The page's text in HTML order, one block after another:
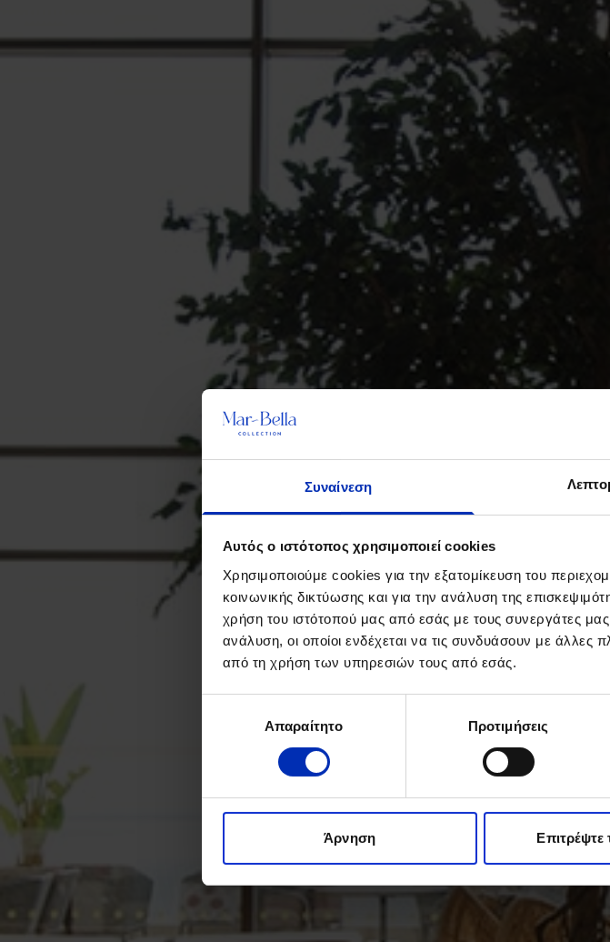
Συναίνεση
Αυτός ο ιστότοπος χρησιμοποιεί cookies
Χρησιμοποιούμε cookies για την εξατομίκευση του
κοινωνικής δικτύωσης και για την ανάλυση της
χρήση του ιστότοπού μας από εσάς με τους συνεργάτες
ανάλυση, οι οποίοι ενδέχεται να τις συνδυάσουν με άλλες
από τη χρήση των υπηρεσιών τους από εσάς.
συγκατάθεσηςΑπαραίτητο Προτιμήσεις
Άρνηση Επιτρέψτε